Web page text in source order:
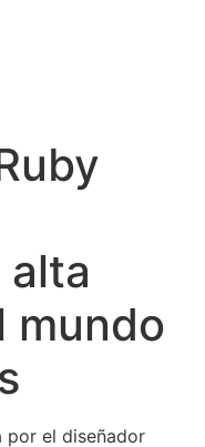
alta
mundo
por el diseñador